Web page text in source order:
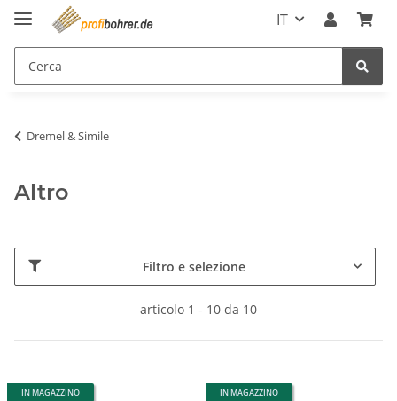
IT
Dremel & Simile
Altro
Filtro e selezione
articolo 1 - 10 da 10
IN MAGAZZINO IN MAGAZZINO